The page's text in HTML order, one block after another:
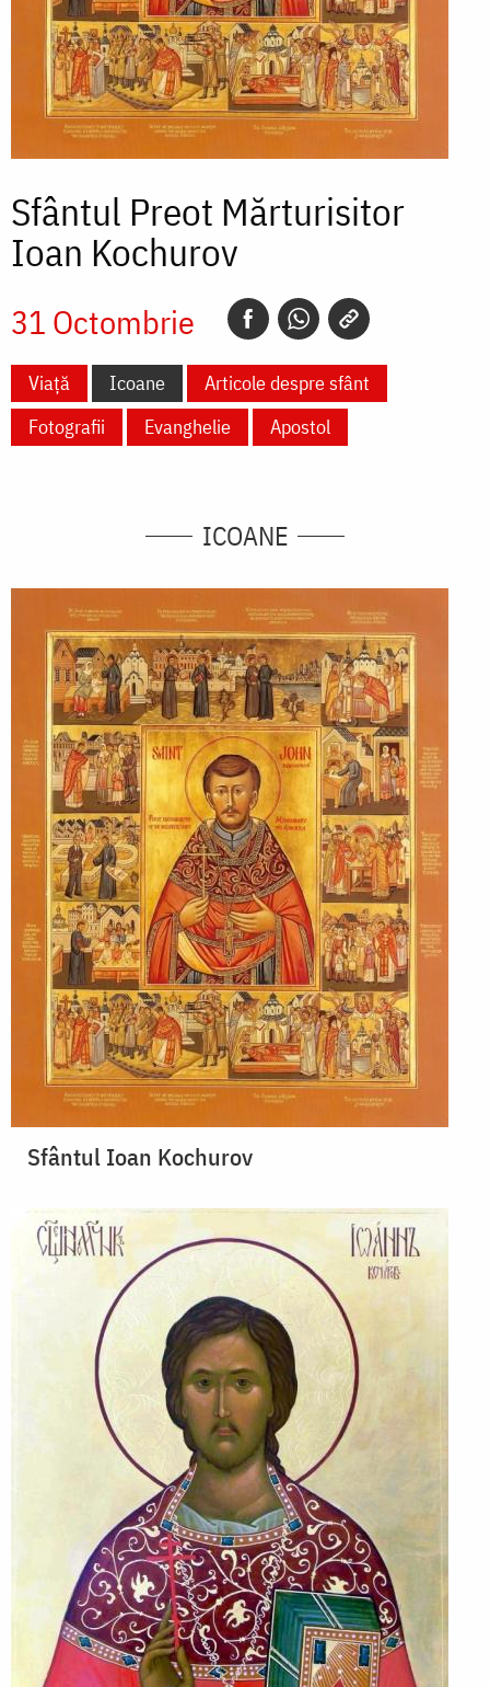
Sfântul Preot Mărturisitor
Ioan Kochurov
31 Octombrie
Viață Icoane
Articole despre sfânt
Fotografii
Evanghelie Apostol
ICOANE
Sfântul Ioan Kochurov